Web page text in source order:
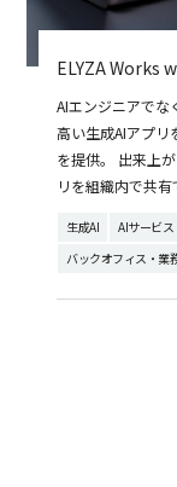
ELYZA Works
AIエンジニアでな
高い生成AIアプリ
を提供。 出来上
リを組織内で共有
生成AI
AIサービス
バックオフィス・業